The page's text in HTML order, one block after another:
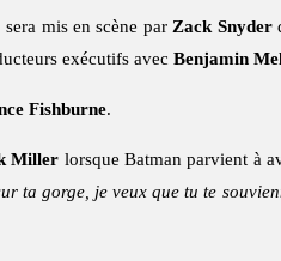
sera mis en scène par Zack Snyder
exécutifs avec Benjamin
Fishburne.
Miller lorsque Batman parvient à
ta gorge, je veux que tu te